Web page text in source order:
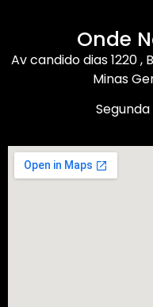
Onde
Av candido dias 1220 ,
Minas
Segunda